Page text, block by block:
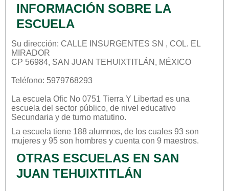
INFORMACIÓN SOBRE LA
ESCUELA
Su dirección: CALLE INSURGENTES SN , COL. EL
MIRADOR
CP 56984, SAN JUAN TEHUIXTITLÁN, MÉXICO
Teléfono: 5979768293
La escuela Ofic No 0751 Tierra Y Libertad es una
escuela del sector público, de nivel educativo
Secundaria y de turno matutino.
La escuela tiene 188 alumnos, de los cuales 93 son
mujeres y 95 son hombres y cuenta con 9 maestros.
OTRAS ESCUELAS EN SAN
JUAN TEHUIXTITLÁN